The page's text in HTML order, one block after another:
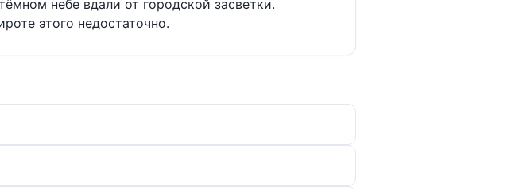
небе вдали от городской засветки.
этого недостаточно.